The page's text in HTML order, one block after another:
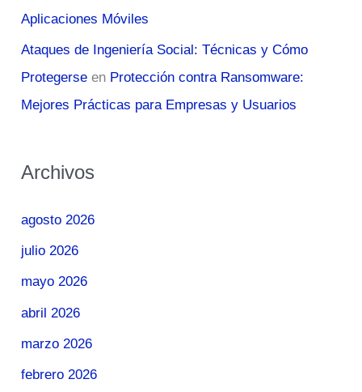
Aplicaciones Móviles
Ataques de Ingeniería Social: Técnicas y Cómo
Protegerse en Protección contra Ransomware:
Mejores Prácticas para Empresas y Usuarios
Archivos
agosto 2026
julio 2026
mayo 2026
abril 2026
marzo 2026
febrero 2026